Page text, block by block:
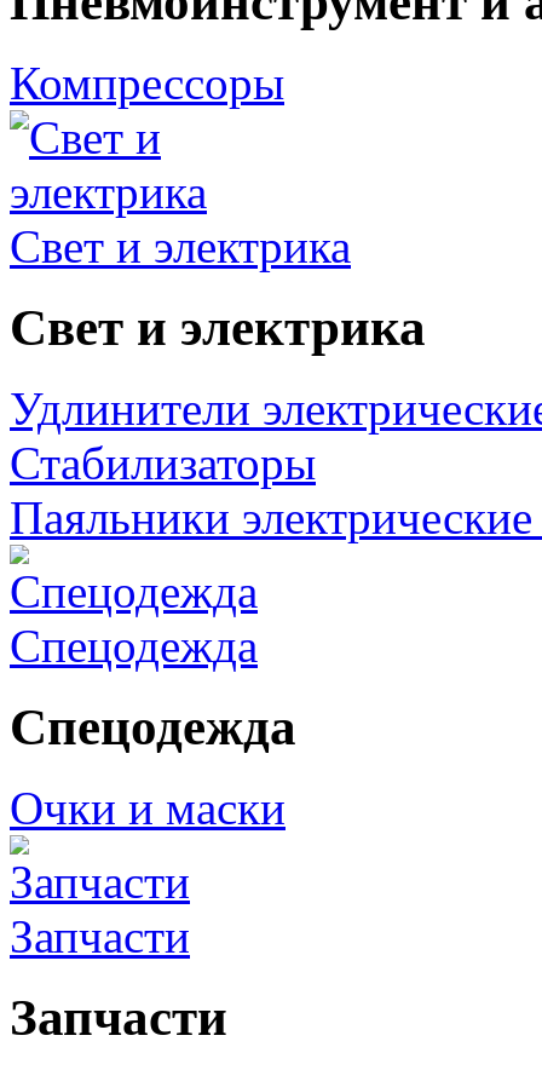
Компрессоры
Свет и электрика
Свет и электрика
Удлинители
Стабилизаторы
Паяльники
Спецодежда
Спецодежда
Очки и маски
Запчасти
Запчасти